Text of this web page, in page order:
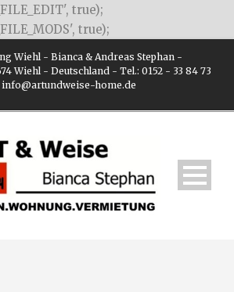
true);
true);
Wiehl - Bianca & Andreas Stephan -
Wiehl - Deutschland - Tel.: 0152 - 33 84 73
info@artundweise-home.de